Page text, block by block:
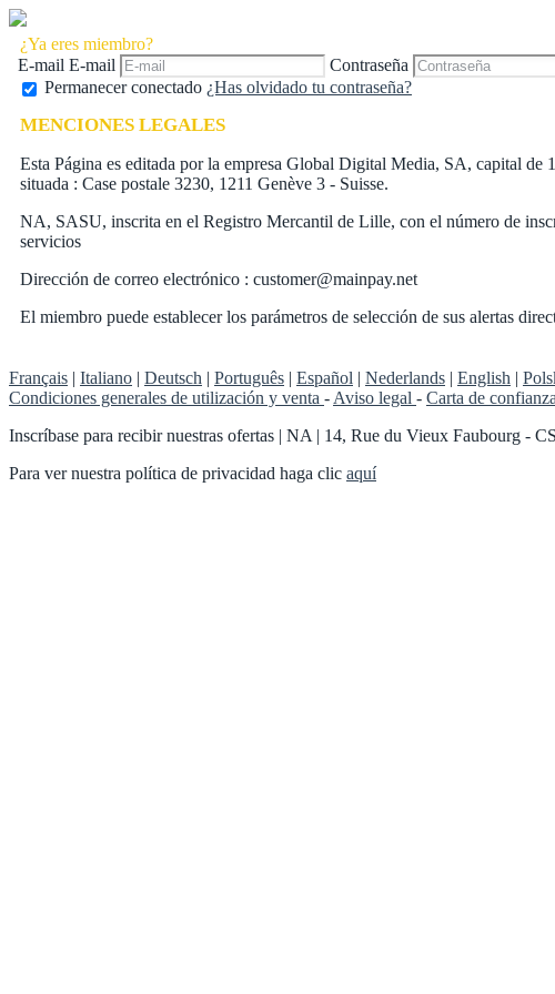
¿Ya eres miembro?
E-mail E-mail Contraseña
Permanecer conectado ¿Has olvidado tu contraseña?
MENCIONES LEGALES
Esta Página es editada por la empresa Global Digital Media, SA, capital
situada : Case postale 3230, 1211 Genève 3 - Suisse.
NA, SASU, inscrita en el Registro Mercantil de Lille, con el número de
servicios
Dirección de correo electrónico : customer@mainpay.net
El miembro puede establecer los parámetros de selección de sus alertas
Français | Italiano | Deutsch | Português | Español | Nederlands | English |
Condiciones generales de utilización y venta - Aviso legal - Carta de confianza
Inscríbase para recibir nuestras ofertas | NA | 14, Rue du Vieux Faubourg -
Para ver nuestra política de privacidad haga clic aquí